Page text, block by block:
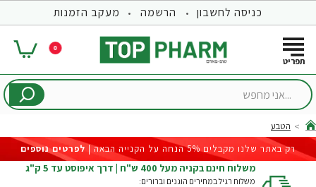
כניסה לחשבון הרשמה מעקב הזמנות
0
...אני
home
הטבע
רק באתר שלנו מקבלים 5% הנחה על הקנייה הבאה |
לפרטים נוספים
משלוח חינם בקניה מעל 400 ש"ח | דרך איפוסט עד 5 ק"ג
משלוח רגיל במחירים הוגנים וברורים: